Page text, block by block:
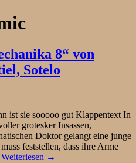
8“ von
Sotelo
ist sie sooooo gut Klappentext In
grotesker Insassen,
Doktor gelangt eine junge
feststellen, dass ihre Arme
Weiterlesen →